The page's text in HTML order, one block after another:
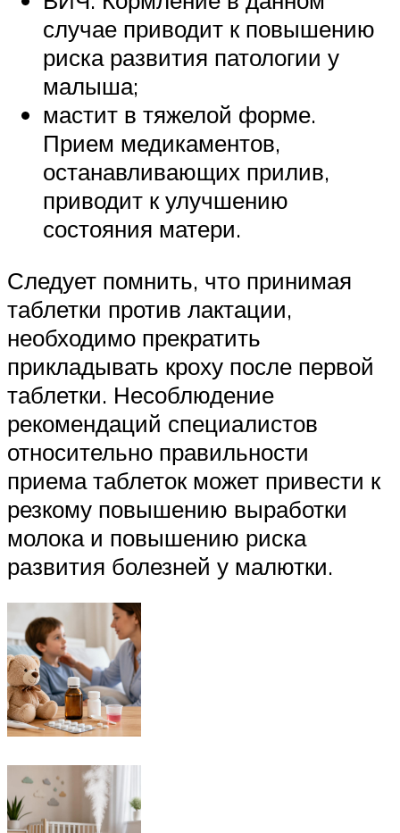
случае приводит к повышению
риска развития патологии у
малыша;
мастит в тяжелой форме.
Прием медикаментов,
останавливающих прилив,
приводит к улучшению
состояния матери.
Следует помнить, что принимая
таблетки против лактации,
необходимо прекратить
прикладывать кроху после первой
таблетки. Несоблюдение
рекомендаций специалистов
относительно правильности
приема таблеток может привести к
резкому повышению выработки
молока и повышению риска
развития болезней у малютки.